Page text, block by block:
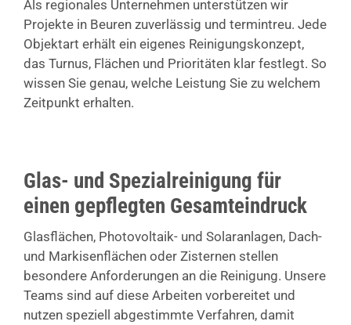
Als regionales Unternehmen unterstützen wir
Projekte in Beuren zuverlässig und termintreu. Jede
Objektart erhält ein eigenes Reinigungskonzept,
das Turnus, Flächen und Prioritäten klar festlegt. So
wissen Sie genau, welche Leistung Sie zu welchem
Zeitpunkt erhalten.
Glas- und Spezialreinigung für
einen gepflegten Gesamteindruck
Glasflächen, Photovoltaik- und Solaranlagen, Dach-
und Markisenflächen oder Zisternen stellen
besondere Anforderungen an die Reinigung. Unsere
Teams sind auf diese Arbeiten vorbereitet und
nutzen speziell abgestimmte Verfahren, damit